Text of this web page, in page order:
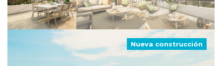
Nueva construcción